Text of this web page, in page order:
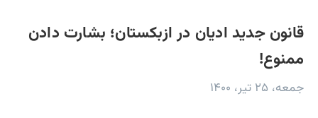
قانون جدید ادیان در ازبکستان؛ بشارت دادن
ممنوع!
جمعه، ۲۵ تیر، ۱۴۰۰